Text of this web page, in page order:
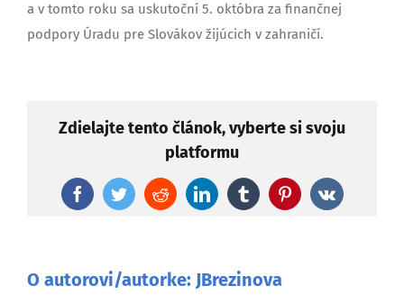
a v tomto roku sa uskutoční 5. októbra za finančnej
podpory Úradu pre Slovákov žijúcich v zahraničí.
Zdielajte tento článok, vyberte si svoju
platformu
FacebookTwitterRedditLinkedInTumblr Pinterest
Vk
O autorovi/autorke: JBrezinova